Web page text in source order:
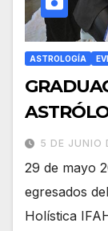
ASTROLOGÍA
5 DE JUNIO
29 de mayo
egresados
Holística